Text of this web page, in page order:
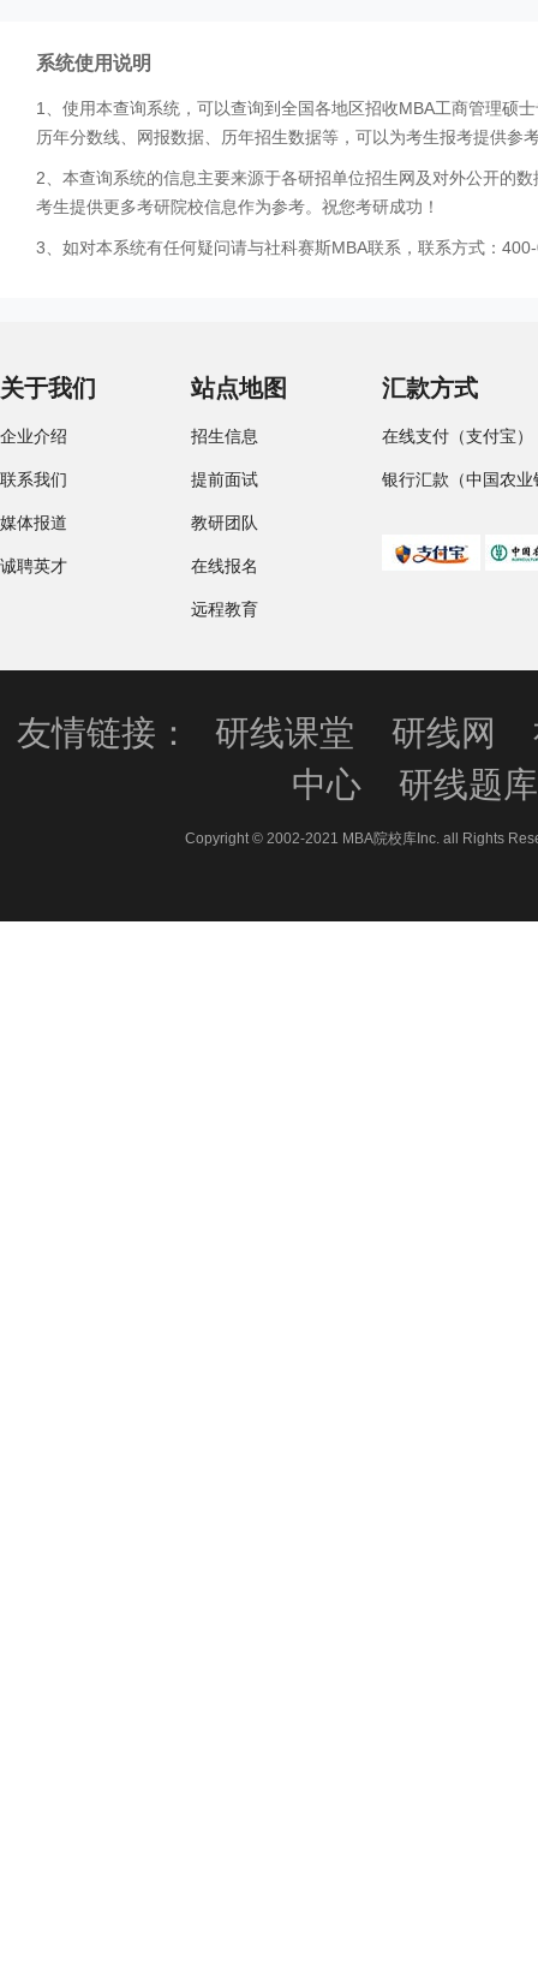
系统使用说明
1、使用本查询系统，可以查询到全国各地区招收MBA工商管理硕
历年分数线、网报数据、历年招生数据等，可以为考生报考提供参
2、本查询系统的信息主要来源于各研招单位招生网及对外公开的
考生提供更多考研院校信息作为参考。祝您考研成功！
3、如对本系统有任何疑问请与社科赛斯MBA联系，联系方式：
关于我们
企业介绍
联系我们
媒体报道
诚聘英才
站点地图
招生信息
提前面试
教研团队
在线报名
远程教育
汇款方式
在线支付（支付宝）
银行汇款（中国农业
友情链接： 研线课堂 研线网
中心
研线题库
Copyright © 2002-2021 MBA院校库Inc. all Rights